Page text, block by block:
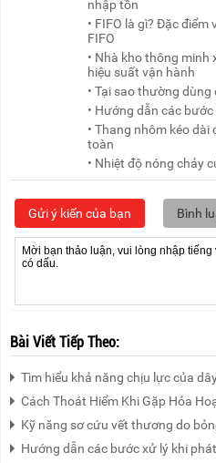
nhập tồn
• FIFO là gì? Đặc
FIFO
• Nhà kho thông
hiệu suất vận hành
• Tại sao thường
• Hướng dẫn các
• Thang nhôm kéo
toàn
• Nhiệt độ nóng chảy
Gửi ý kiến của bạn Bình
Bài Viết Tiếp Theo:
Tìm hiểu khả năng chịu lực của
Cách Thoát Hiểm Khi Gặp Hỏa
Kỹ năng sơ cứu vết thương do
Hướng dẫn các bước xử lý khi